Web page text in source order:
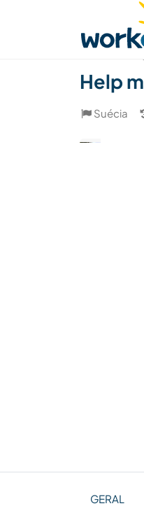
Achar
Help
Suécia
GERAL